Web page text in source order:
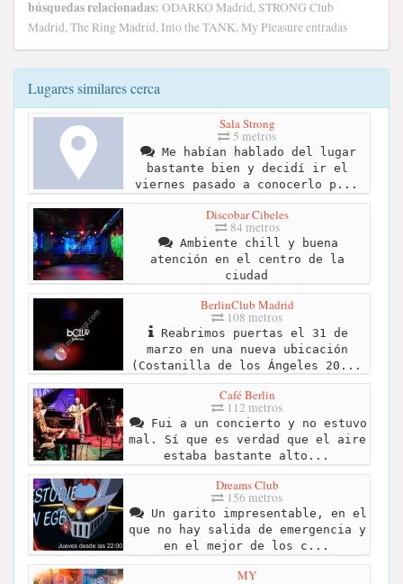
búsquedas relacionadas: ODARKO Madrid, STRONG Club
Madrid, The Ring Madrid, Into the TANK, My Pleasure entradas
Lugares similares cerca
Sala Strong
5 metros
Me habían hablado del lugar
bastante bien y decidí ir el
viernes pasado a conocerlo p...
Discobar Cibeles
84 metros
Ambiente chill y buena
atención en el centro de la
ciudad
BerlinClub Madrid
108 metros
Reabrimos puertas el 31 de
marzo en una nueva ubicación
(Costanilla de los Ángeles 20...
Café Berlin
112 metros
Fui a un concierto y no estuvo
mal. Sí que es verdad que el aire
estaba bastante alto...
Dreams Club
156 metros
Un garito impresentable, en el
que no hay salida de emergencia y
en el mejor de los c...
MY